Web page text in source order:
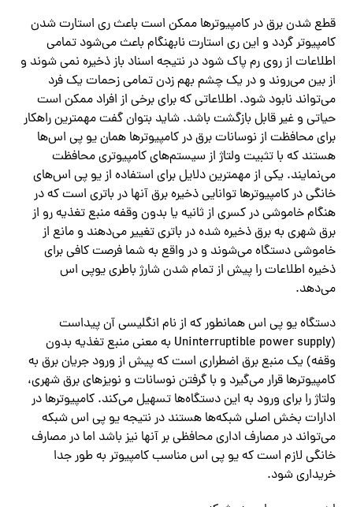
قطع شدن برق در کامپیوترها ممکن است باعث ری استارت شدن
کامپیوتر گردد و این ری استارت نابهنگام باعث‌ می‌شود تمامی
اطلاعات از روی رم پاک شود در نتیجه اسناد باز ذخیره نمی شوند و
از بین‌ می‌روند و در یک چشم بهم زدن تمامی زحمات یک فرد‌
می‌تواند نابود شود. اطلاعاتی که برای برخی از افراد ممکن است
حیاتی و غیر قابل بازگشت باشد. شاید بتوان گفت مهمترین راهکار
برای محافظت از نوسانات برق در کامپیوترها همان یو پی اس‌‌ها
هستند که با تثبیت ولتاژ از سیستم‌‌های کامپیوتری محافظت‌
می‌نمایند. یکی از مهمترین دلایل برای استفاده از یو پی اس‌‌های
خانگی در کامپیوترها توانایی ذخیره برق آنها در باتری است که در
هنگام خاموشی در کسری از ثانیه یا بدون وقفه منبع تغذیه رو از
برق شهری به برق ذخیره شده در باتری تغییر‌ می‌دهند‌ ‌‌و مانع از
خاموشی دستگاه‌ می‌شوند و در واقع به شما فرصت کافی برای
ذخیره اطلاعات را پیش از تمام شدن شارژ باطری یوپی اس‌
می‌دهد.
دستگاه یو پی اس همانطور که از نام انگلیسی آن پیداست
(Uninterruptible power supply به معنی منبع تغذیه بدون
وقفه) یک منبع برق اضطراری است که پیش از ورود جریان برق به
کامپیوترها قرار‌ می‌گیرد و با گرفتن نوسانات و نویزهای برق شهری،
ولتاژ را برای ورود به این دستگاه‌‌ها تسهیل‌ می‌کند. کامپیوتر‌‌ها در
ادارات بخش اصلی شبکه‌‌ها هستند در نتیجه یو پی اس شبکه‌
می‌تواند در مصارف اداری محافظی بر آنها نیز باشد اما در مصارف
خانگی لازم است که یو پی اس مناسب کامپیوتر به طور جدا
خریداری شود.